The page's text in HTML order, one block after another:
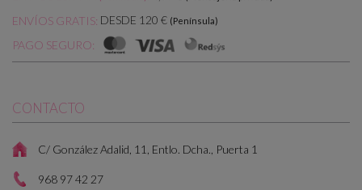
ENVÍOS GRATIS: DESDE 120 € (Península)
PAGO SEGURO:
CONTACTO
C/ González Adalid, 11, Entlo. Dcha., Puerta 1
968 97 42 27